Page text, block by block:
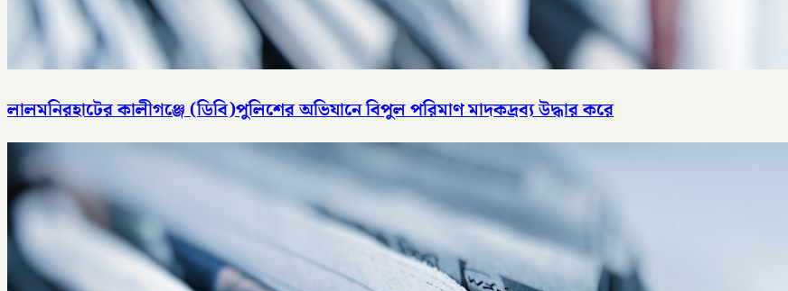
লালমনিরহাটের কালীগঞ্জে (ডিবি)পুলিশের অভিযানে বিপুল পরিমাণ মাদকদ্রব্য উদ্ধার করে